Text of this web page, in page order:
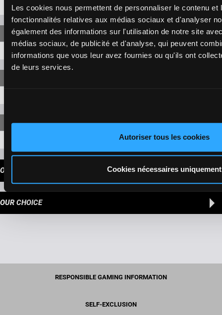
Les cookies nous permettent de personnaliser le contenu
fonctionnalités relatives aux médias sociaux et d'analyser
également des informations sur l'utilisation de notre site
médias sociaux, de publicité et d'analyse, qui peuvent
informations que vous leur avez fournies ou qu'ils ont
de leurs services.
Autoriser tous les cookies
Cookies nécessaires uniquement
5-3 25,60 €
577,00 €
OUR TIPS
OUR CHOICE
RESPONSIBLE GAMING INFORMATION
SELF-EXCLUSION